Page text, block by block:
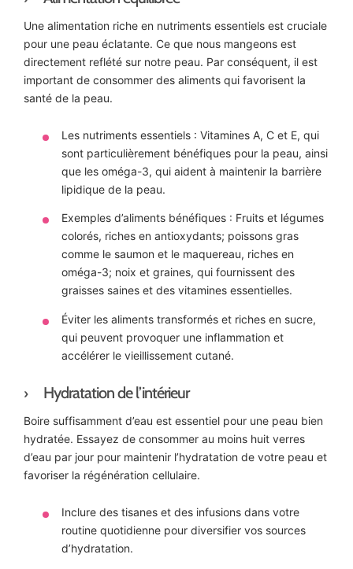
Une alimentation riche en nutriments essentiels est cruciale
pour une peau éclatante. Ce que nous mangeons est
directement reflété sur notre peau. Par conséquent, il est
important de consommer des aliments qui favorisent la
santé de la peau.
Les nutriments essentiels : Vitamines A, C et E, qui
sont particulièrement bénéfiques pour la peau, ainsi
que les oméga-3, qui aident à maintenir la barrière
lipidique de la peau.
Exemples d’aliments bénéfiques : Fruits et légumes
colorés, riches en antioxydants; poissons gras
comme le saumon et le maquereau, riches en
oméga-3; noix et graines, qui fournissent des
graisses saines et des vitamines essentielles.
Éviter les aliments transformés et riches en sucre,
qui peuvent provoquer une inflammation et
accélérer le vieillissement cutané.
Hydratation de l’intérieur
Boire suffisamment d’eau est essentiel pour une peau bien
hydratée. Essayez de consommer au moins huit verres
d’eau par jour pour maintenir l’hydratation de votre peau et
favoriser la régénération cellulaire.
Inclure des tisanes et des infusions dans votre
routine quotidienne pour diversifier vos sources
d’hydratation.